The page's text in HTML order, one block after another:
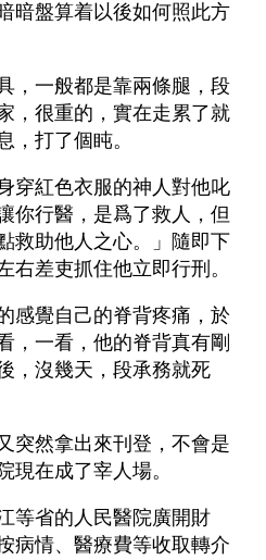
暗盤算着以後如何照此方
，一般都是靠兩條腿，段
，很重的，實在走累了就
，打了個盹。
穿紅色衣服的神人對他叱
你行醫，是爲了救人，但
救助他人之心。」隨即下
右差吏抓住他立即行刑。
感覺自己的脊背疼痛，於
，一看，他的脊背真有剛
，沒幾天，段承務就死
突然拿出來刊登，不會是
現在成了宰人場。
等省的人民醫院廣開財
病情、醫療費等收取轉介